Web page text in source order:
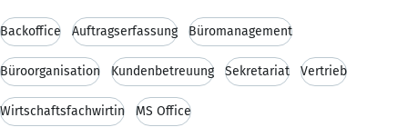
Backoffice Auftragserfassung Büromanagement
Büroorganisation Kundenbetreuung Sekretariat Vertrieb
Wirtschaftsfachwirtin MS Office